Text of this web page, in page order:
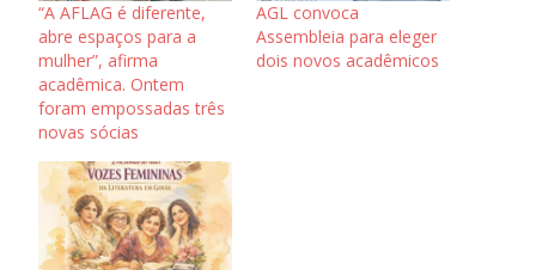
“A AFLAG é diferente,
abre espaços para a
mulher”, afirma
acadêmica. Ontem
foram empossadas três
novas sócias
AGL convoca
Assembleia para eleger
dois novos acadêmicos